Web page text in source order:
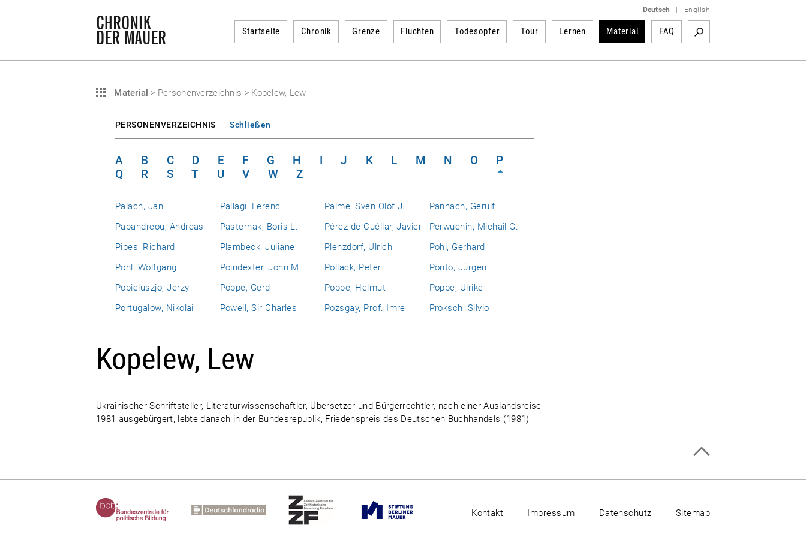
Deutsch English
Startseite Chronik Grenze Fluchten Todesopfer Tour Lernen Material FAQ
Material > Personenverzeichnis > Kopelew, Lew
PERSONENVERZEICHNIS Schließen
A B C D E F G H I J K L M N O
P
Q
R S T U V W Z
Palach, Jan Pallagi, Ferenc Palme, Sven Olof J.
Pannach, Gerulf
Papandreou, Andreas
Pasternak, Boris L. Pérez de Cuéllar, Javier
Perwuchin, Michail G.
Pipes, Richard
Plambeck, Juliane Plenzdorf, Ulrich
Pohl, Gerhard
Pohl, Wolfgang
Poindexter, John M. Pollack, Peter
Ponto, Jürgen
Popieluszjo, Jerzy
Poppe, Gerd Poppe, Helmut
Poppe, Ulrike
Portugalow, Nikolai
Powell, Sir Charles Pozsgay, Prof. Imre Proksch, Silvio
Kopelew, Lew
Ukrainischer Schriftsteller, Literaturwissenschaftler, Übersetzer und Bürgerrechtler, nach einer Auslandsreise
1981 ausgebürgert, lebte danach in der Bundesrepublik, Friedenspreis des Deutschen Buchhandels (1981)
Kontakt Impressum Datenschutz Sitemap